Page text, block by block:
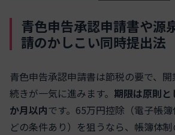
青色申告承認申請書や源
請のかしこい同時提出法
青色申告承認申請書は節税の要で、
続きが一気に進みます。 期限は原則
か月以内です。65万円控除（電子帳
どの条件あり）を狙うなら、帳簿体